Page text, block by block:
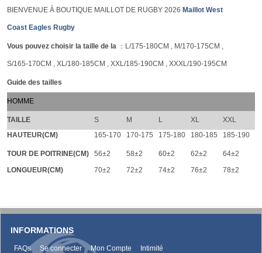
BIENVENUE À BOUTIQUE MAILLOT DE RUGBY 2026 Maillot West
Coast Eagles Rugby
Vous pouvez choisir la taille de la ：L/175-180CM , M/170-175CM ,
S/165-170CM , XL/180-185CM , XXL/185-190CM , XXXL/190-195CM
Guide des tailles
HOMME
TAILLE S M L XL
XXL
HAUTEUR(CM)
165-170 170-175 175-180 180-185 185-190
TOUR DE POITRINE(CM) 56±2 58±2 60±2 62±2
64±2
LONGUEUR(CM)
70±2 72±2 74±2 76±2 78±2
INFORMATIONS
FAQs Se connecter Mon Compte Intimité